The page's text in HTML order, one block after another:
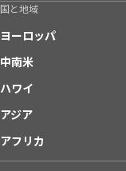
国と地域
ヨーロッパ
中南米
ハワイ
アジア
アフリカ